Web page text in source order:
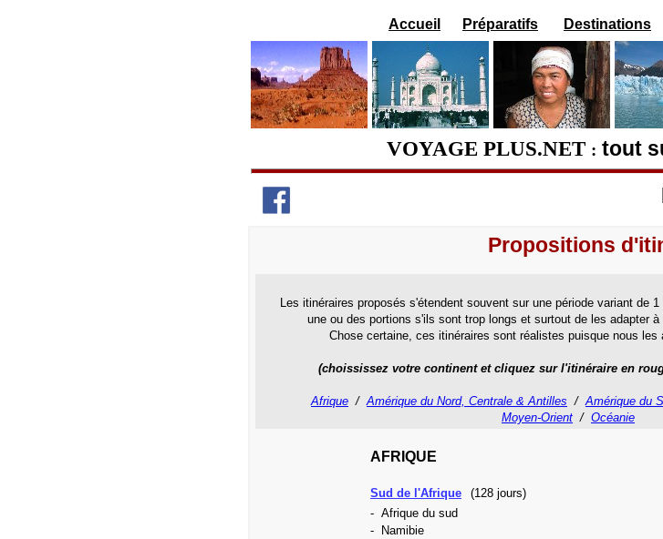
Accueil Préparatifs Destinations
VOYAGE PLUS.NET : tout
Propositions
Les itinéraires proposés s'étendent souvent sur une période variant de
une ou des portions s'ils sont trop longs et surtout de les adapter
Chose certaine, ces itinéraires sont réalistes puisque nous les
(choississez votre continent et cliquez sur l'itinéraire en
Afrique /Amérique du Nord, Centrale & Antilles /Amérique du
Moyen-Orient / Océanie
AFRIQUE
Sud de l'Afrique
(128 jours)
- Afrique du sud
- Namibie